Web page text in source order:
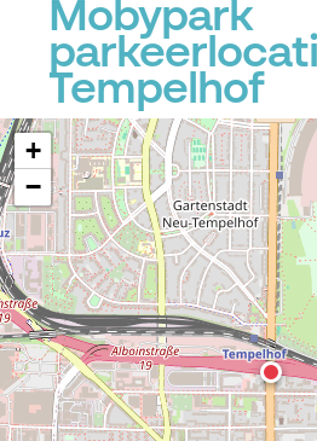
Mobypark
Tempelhof
+
−